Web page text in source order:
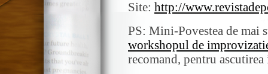
Site: http://
PS: Mini-Povestea de mai
workshopul de
recomand, pentru